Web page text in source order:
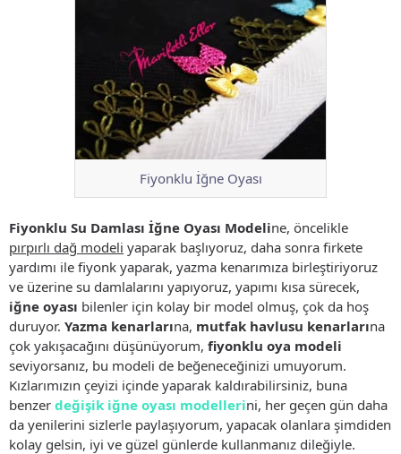
Fiyonklu İğne Oyası
Fiyonklu Su Damlası İğne Oyası Modeline, öncelikle
pırpırlı dağ modeli yaparak başlıyoruz, daha sonra firkete
yardımı ile fiyonk yaparak, yazma kenarımıza birleştiriyoruz
ve üzerine su damlalarını yapıyoruz, yapımı kısa sürecek,
iğne oyası bilenler için kolay bir model olmuş, çok da hoş
duruyor. Yazma kenarlarına, mutfak havlusu kenarlarına
çok yakışacağını düşünüyorum, fiyonklu oya modeli
seviyorsanız, bu modeli de beğeneceğinizi umuyorum.
Kızlarımızın çeyizi içinde yaparak kaldırabilirsiniz, buna
benzer değişik iğne oyası modellerini, her geçen gün daha
da yenilerini sizlerle paylaşıyorum, yapacak olanlara şimdiden
kolay gelsin, iyi ve güzel günlerde kullanmanız dileğiyle.